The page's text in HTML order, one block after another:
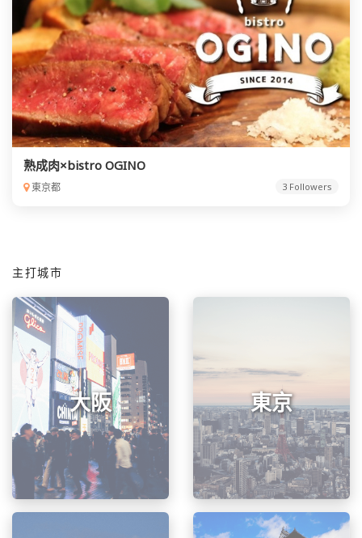
熟成肉×bistro OGINO
東京都 3 Followers
主打城市
大阪 東京